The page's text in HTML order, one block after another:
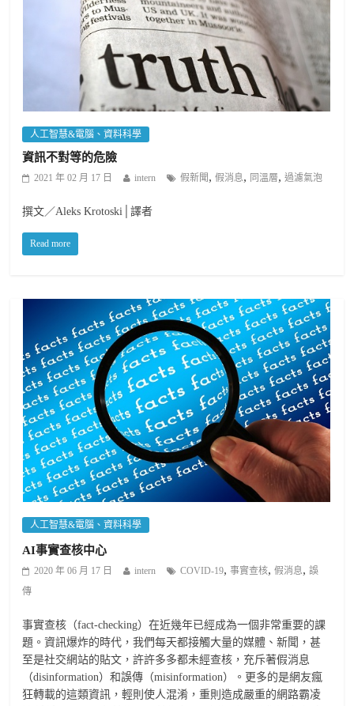
人工智慧&電腦、資料科學
資訊不對等的危險
2021 年 02 月 17 日 intern 假新聞 ,假消息, 同溫層,過濾氣泡
撰文／Aleks Krotoski│譯者
Read more
人工智慧&電腦、資料科學
AI事實查核中心
2020 年 06 月 17 日 intern COVID-19,事實查核,假消息,誤
傳
事實查核（fact-checking）在近幾年已經成為一個非常重要的課
題。資訊爆炸的時代，我們每天都接觸大量的媒體、新聞，甚
至是社交網站的貼文，許許多多都未經查核，充斥著假消息
（disinformation）和誤傳（misinformation）。更多的是網友瘋
狂轉載的這類資訊，輕則使人混淆，重則造成嚴重的網路霸凌